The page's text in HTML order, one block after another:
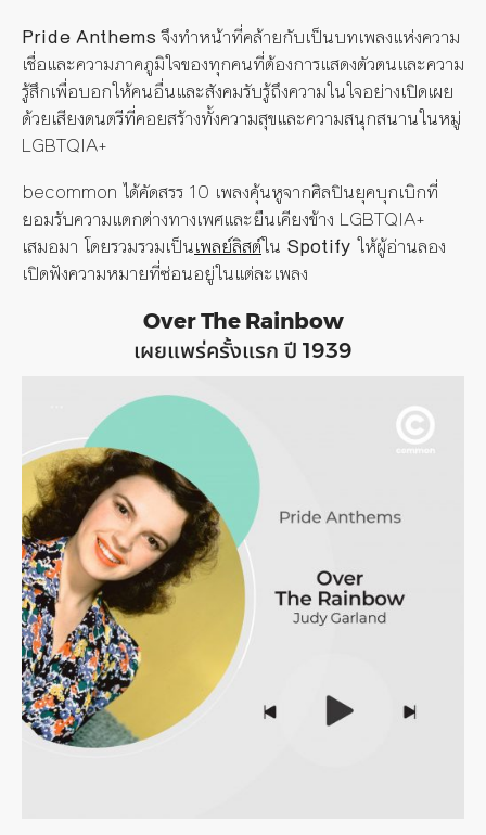
Pride Anthemsจึงทำหน้าที่คล้ายกับเป็นบทเพลงแห่งความ
เชื่อและความภาคภูมิใจของทุกคนที่ต้องการแสดงตัวตนและความ
รู้สึกเพื่อบอกให้คนอื่นและสังคมรับรู้ถึงความในใจอย่างเปิดเผย
ด้วยเสียงดนตรีที่คอยสร้างทั้งความสุขและความสนุกสนานในหมู่
LGBTQIA+
becommon ได้คัดสรร 10 เพลงคุ้นหูจากศิลปินยุคบุกเบิกที่
ยอมรับความแตกต่างทางเพศและยืนเคียงข้าง LGBTQIA+
เสมอมา โดยรวมรวมเป็นเพลย์ลิสต์ใน Spotify ให้ผู้อ่านลอง
เปิดฟังความหมายที่ซ่อนอยู่ในแต่ละเพลง
Over The Rainbow
เผยแพร่ครั้งแรก ปี 1939